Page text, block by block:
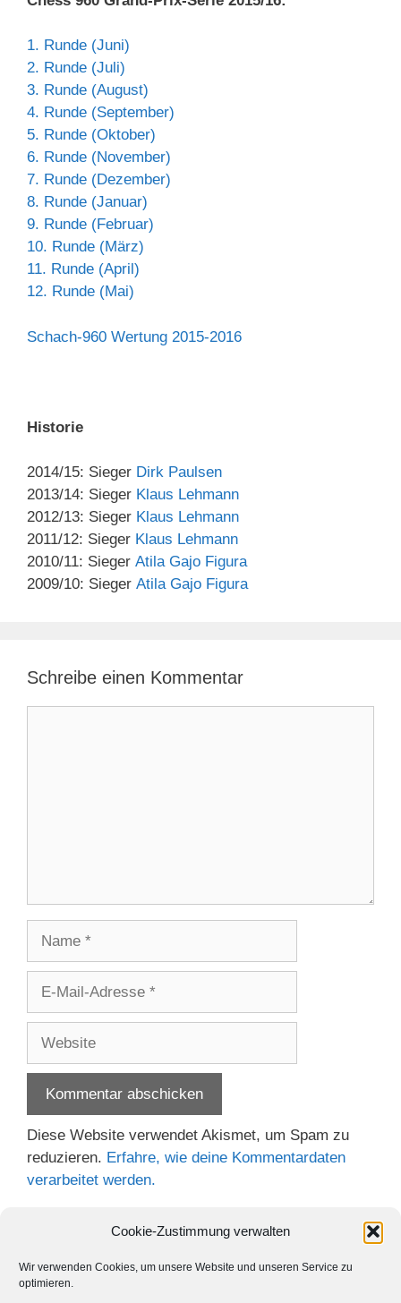
Cookie-Zustimmung verwalten
Wir verwenden Cookies, um unsere Website und unseren Service zu
optimieren.
1. Runde (Juni)
2. Runde (Juli)
3. Runde (August)
4. Runde (September)
5. Runde (Oktober)
6. Runde (November)
7. Runde (Dezember)
8. Runde (Januar)
9. Runde (Februar)
10. Runde (März)
11. Runde (April)
12. Runde (Mai)
Schach-960 Wertung 2015-2016
Historie
2014/15: Sieger Dirk Paulsen
2013/14: Sieger Klaus Lehmann
2012/13: Sieger Klaus Lehmann
2011/12: Sieger Klaus Lehmann
2010/11: Sieger Atila Gajo Figura
2009/10: Sieger Atila Gajo Figura
Schreibe einen Kommentar
Adresse
Diese Website verwendet Akismet, um Spam zu
reduzieren. Erfahre, wie deine Kommentardaten
verarbeitet werden.